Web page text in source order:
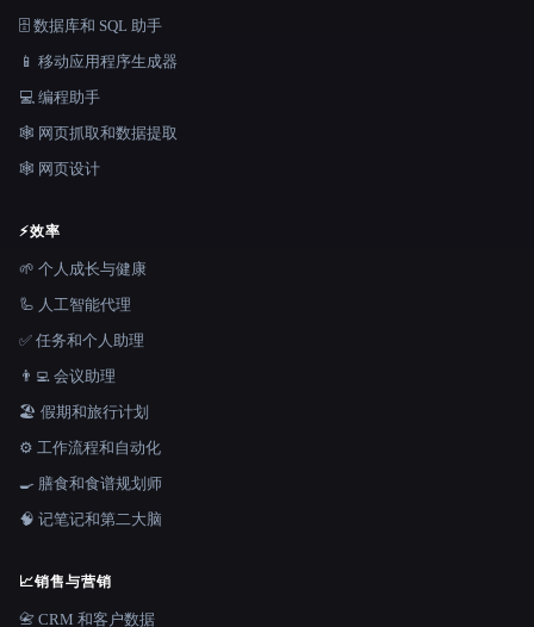
🗄️ 数据库和 SQL 助手
📱 移动应用程序生成器
💻 编程助手
🕸️ 网页抓取和数据提取
🕸 网页设计
⚡效率
🌱 个人成长与健康
🦾 人工智能代理
✅ 任务和个人助理
👨‍💻 会议助理
🏖 假期和旅行计划
⚙️ 工作流程和自动化
🍳 膳食和食谱规划师
🧠 记笔记和第二大脑
📈销售与营销
📇 CRM 和客户数据